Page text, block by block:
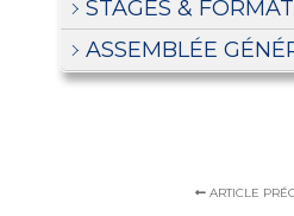
STAGES &
ASSEMBLÉE
ARTICLE